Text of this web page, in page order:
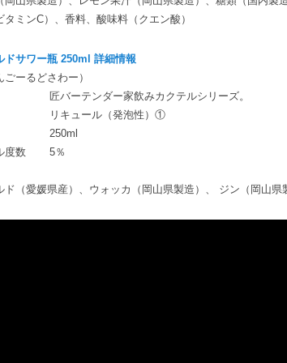
タミンC）、香料、酸味料（クエン酸）
ドサワー瓶 250ml 詳細情報
ごーるどさわー）
匠バーテンダー家飲みカクテルシリーズ。
リキュール（発泡性）①
250ml
度数
5％
ド（愛媛県産）、ウォッカ（岡山県製造）、 ジン（岡山県